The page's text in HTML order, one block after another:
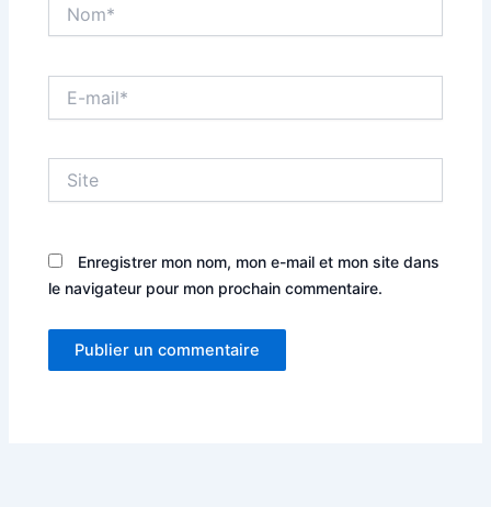
mail*
Enregistrer mon nom, mon e-mail et mon site dans
le navigateur pour mon prochain commentaire.